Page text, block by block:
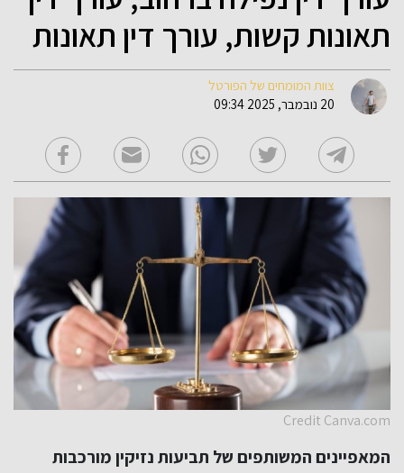
תאונות קשות, עורך דין תאונות
צוות המומחים של הפורטל
20 נובמבר, 2025 09:34
Credit Canva.com
המאפיינים המשותפים של תביעות נזיקין מורכבות